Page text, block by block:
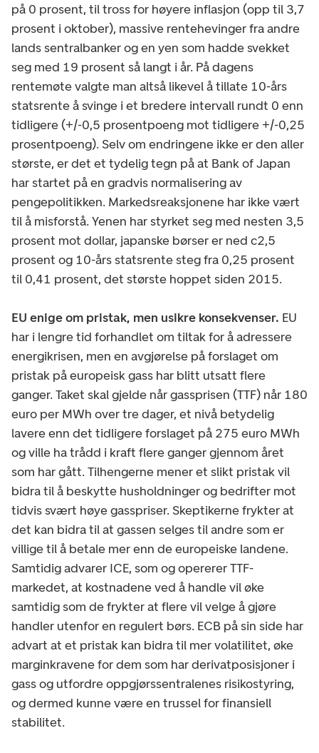
på 0 prosent, til tross for høyere inflasjon (opp til 3,7
prosent i oktober), massive rentehevinger fra andre
lands sentralbanker og en yen som hadde svekket
seg med 19 prosent så langt i år. På dagens
rentemøte valgte man altså likevel å tillate 10-års
statsrente å svinge i et bredere intervall rundt 0 enn
tidligere (+/-0,5 prosentpoeng mot tidligere +/-0,25
prosentpoeng). Selv om endringene ikke er den aller
største, er det et tydelig tegn på at Bank of Japan
har startet på en gradvis normalisering av
pengepolitikken. Markedsreaksjonene har ikke vært
til å misforstå. Yenen har styrket seg med nesten 3,5
prosent mot dollar, japanske børser er ned c2,5
prosent og 10-års statsrente steg fra 0,25 prosent
til 0,41 prosent, det største hoppet siden 2015.
EU enige om pristak, men usikre konsekvenser. EU
har i lengre tid forhandlet om tiltak for å adressere
energikrisen, men en avgjørelse på forslaget om
pristak på europeisk gass har blitt utsatt flere
ganger. Taket skal gjelde når gassprisen (TTF) når 180
euro per MWh over tre dager, et nivå betydelig
lavere enn det tidligere forslaget på 275 euro MWh
og ville ha trådd i kraft flere ganger gjennom året
som har gått. Tilhengerne mener et slikt pristak vil
bidra til å beskytte husholdninger og bedrifter mot
tidvis svært høye gasspriser. Skeptikerne frykter at
det kan bidra til at gassen selges til andre som er
villige til å betale mer enn de europeiske landene.
Samtidig advarer ICE, som og opererer TTF-
markedet, at kostnadene ved å handle vil øke
samtidig som de frykter at flere vil velge å gjøre
handler utenfor en regulert børs. ECB på sin side har
advart at et pristak kan bidra til mer volatilitet, øke
marginkravene for dem som har derivatposisjoner i
gass og utfordre oppgjørssentralenes risikostyring,
og dermed kunne være en trussel for finansiell
stabilitet.